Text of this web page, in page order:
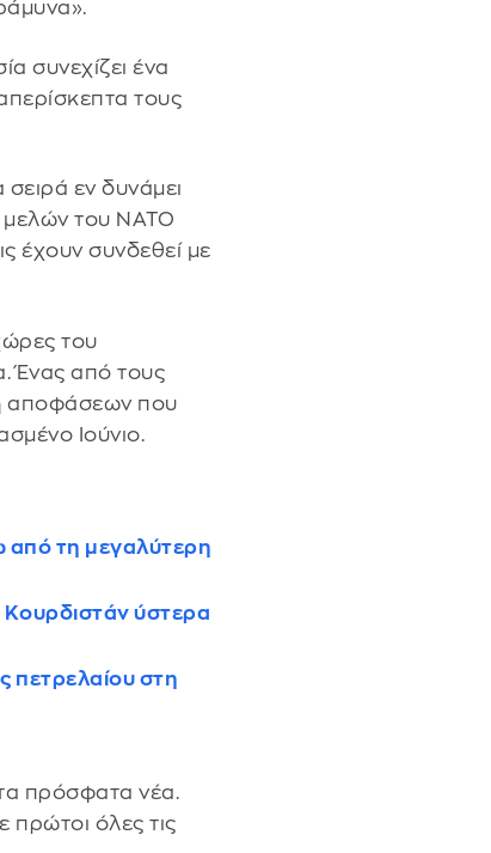
συνεχίζει ένα
τους
εν δυνάμει
μελών του ΝΑΤΟ
έχουν συνδεθεί με
του
Ένας από τους
αποφάσεων που
Ιούνιο.
από τη μεγαλύτερη
Κουρδιστάν ύστερα
πετρελαίου στη
πρόσφατα νέα.
πρώτοι όλες τις